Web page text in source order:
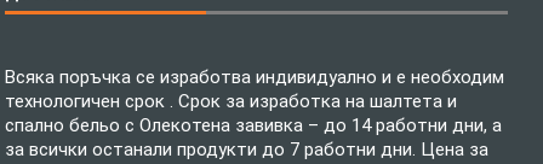
Всяка поръчка се изработва индивидуално и е необходим
технологичен срок . Срок за изработка на шалтета и
спално бельо с Олекотена завивка – до 14 работни дни, а
за всички останали продукти до 7 работни дни. Цена за